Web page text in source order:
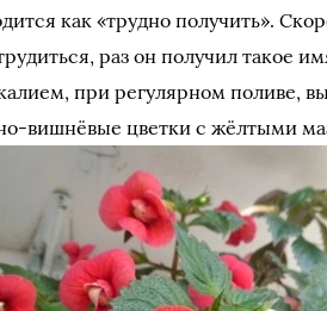
как «трудно получить».
раз он получил такое
при регулярном поливе,
вишнёвые цветки с жёлтыми